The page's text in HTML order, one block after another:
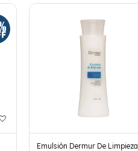
Emulsión Dermur De Limpieza